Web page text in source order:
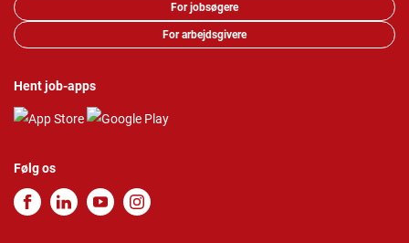
For jobsøgere
For arbejdsgivere
Hent job-apps
Følg os